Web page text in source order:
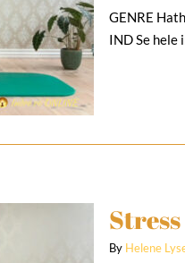
GENRE
IND Se hele
By Helene